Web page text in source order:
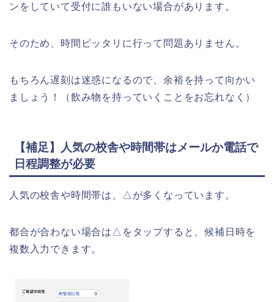
ンをしていて受付に誰もいない場合があります。
そのため、時間ピッタリに行って問題ありません。
もちろん遅刻は迷惑になるので、余裕を持って向かい
ましょう！（飲み物を持っていくことをお忘れなく）
【補足】人気の校舎や時間帯はメールか電話で
日程調整が必要
人気の校舎や時間帯は、△が多くなっています。
都合が合わない場合は△をタップすると、候補日時を
複数入力できます。